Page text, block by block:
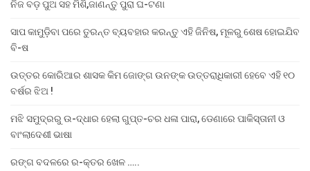
ନିଜ ବଡ଼ ପୁଅ ସହ ମିଶି,ଜାଣନ୍ତୁ ପୁରା ଘ-ଟଣା
ସାପ କାମୁଡ଼ିବା ପରେ ତୁରନ୍ତ ବ୍ୟବହାର କରନ୍ତୁ ଏହି ଜିନିଷ, ମୂଳରୁ ଶେଷ ହୋଇଯିବ
ବି-ଷ
ଉତ୍ତର କୋରିଆର ଶାସକ କିମ ଜୋଙ୍ଗ ଉନଙ୍କ ଉତ୍ତରାଧିକାରୀ ହେବେ ଏହି ୧୦
ବର୍ଷର ଝିଅ !
ମଝି ସମୁଦ୍ରରୁ ଉ-ଦ୍ଧାର ହେଲା ଗୁପ୍ତ-ଚର ଧଳା ପାରା, ଡେଣାରେ ପାକିସ୍ତାନୀ ଓ
ବାଂଲାଦେଶୀ ଭାଷା
ରଙ୍ଗ ବଦଳରେ ର-କ୍ତର ଖେଳ …..